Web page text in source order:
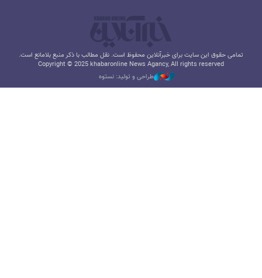
تمامی حقوق این سایت برای خبرآنلاین محفوظ است. نقل مطالب با ذکر منبع بلامانع است.
Copyright © 2025 khabaronline News Agancy, All rights reserved
طراحی و تولید: نستوه